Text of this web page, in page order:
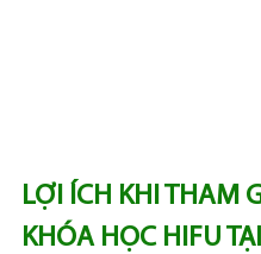
LỢI ÍCH KHI THAM
KHÓA HỌC HIFU